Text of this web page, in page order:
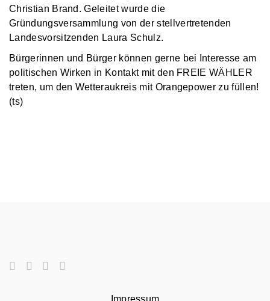
Christian Brand. Geleitet wurde die
Gründungsversammlung von der stellvertretenden
Landesvorsitzenden Laura Schulz.
Bürgerinnen und Bürger können gerne bei Interesse am
politischen Wirken in Kontakt mit den FREIE WÄHLER
treten, um den Wetteraukreis mit Orangepower zu füllen!
(ts)
Impressum